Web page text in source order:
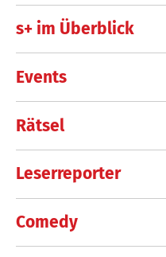
s+ im Überblick
Events
Rätsel
Leserreporter
Comedy